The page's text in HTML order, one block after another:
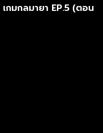
กมกลมายา EP.5 (ตอน